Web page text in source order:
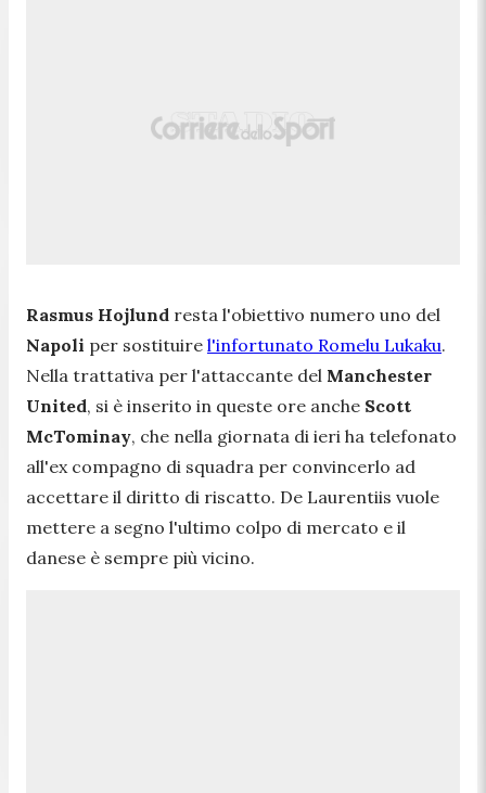
Rasmus Hojlund resta l'obiettivo numero uno del
Napoli per sostituire l'infortunato Romelu Lukaku.
Nella trattativa per l'attaccante del Manchester
United, si è inserito in queste ore anche Scott
McTominay, che nella giornata di ieri ha telefonato
all'ex compagno di squadra per convincerlo ad
accettare il diritto di riscatto. De Laurentiis vuole
mettere a segno l'ultimo colpo di mercato e il
danese è sempre più vicino.